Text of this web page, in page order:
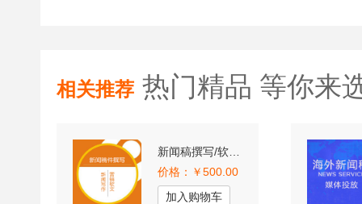
相关推荐 热门精品 等你来
价格：￥500.00
加入购物车